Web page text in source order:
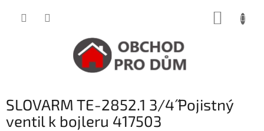
SLOVARM TE-2852.1 3/4˝ Pojistný
ventil k bojleru 417503